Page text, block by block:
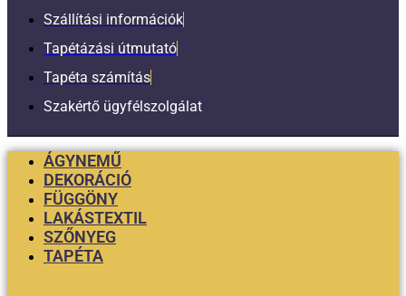
Szállítási információk
Tapétázási útmutató
Tapéta számítás
Szakértő ügyfélszolgálat
ÁGYNEMŰ
DEKORÁCIÓ
FÜGGÖNY
LAKÁSTEXTIL
SZŐNYEG
TAPÉTA